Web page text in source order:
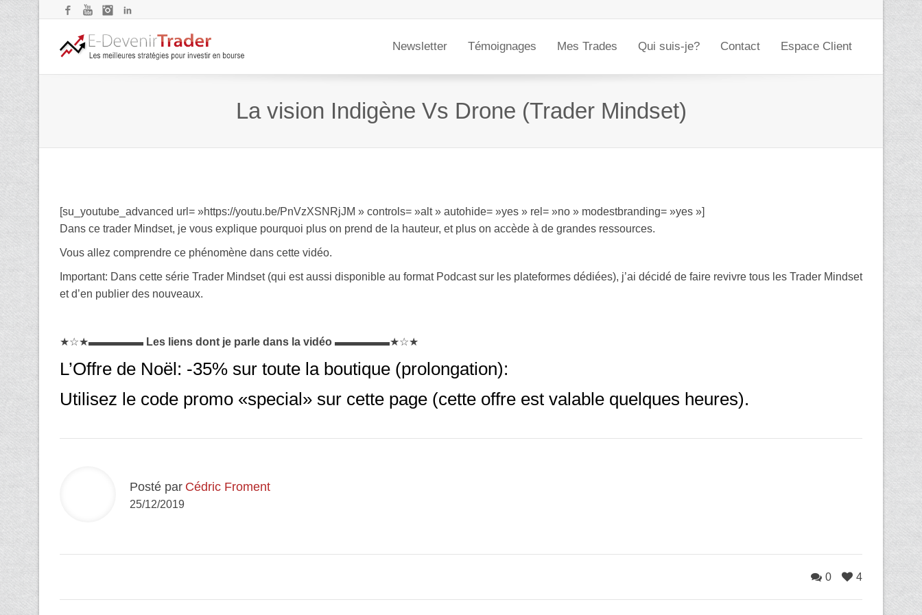
FacebookYouTubeInstagram
Newsletter Témoignages Mes Trades Qui suis-je? Contact Espace Client
La vision Indigène Vs Drone (Trader Mindset)
[su_youtube_advanced url= »https://youtu.be/PnVzXSNRjJM » controls= »alt » autohide= »yes » rel= »no » modestbranding= »yes »]
Dans ce trader Mindset, je vous explique pourquoi plus on prend de la hauteur, et plus on accède à de grandes ressources.
Vous allez comprendre ce phénomène dans cette vidéo.
Important: Dans cette série Trader Mindset (qui est aussi disponible au format Podcast sur les plateformes dédiées), j’ai décidé de faire revivre tous les Trader Mindset
et d’en publier des nouveaux.
★☆★▬▬▬▬▬ Les liens dont je parle dans la vidéo ▬▬▬▬▬★☆★
L’Offre de Noël: -35% sur toute la boutique (prolongation):
Utilisez le code promo «special» sur cette page (cette offre est valable quelques heures).
Posté par Cédric Froment
25/12/2019
4
0